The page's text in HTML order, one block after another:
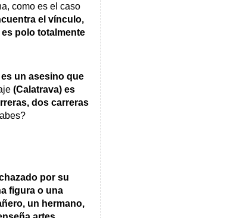
como es el caso
el vínculo,
polo totalmente
un asesino que
(Calatrava) es
dos carreras
por su
figura o una
un hermano,